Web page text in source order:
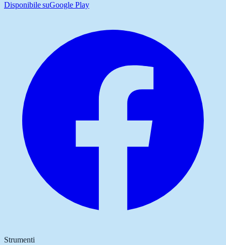
Disponibile suGoogle Play
Strumenti